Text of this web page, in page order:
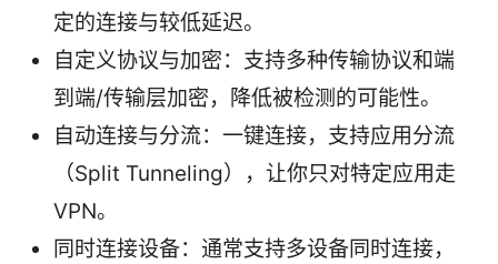
定的连接与较低延迟。
自定义协议与加密：支持多种传输协议和端
到端/传输层加密，降低被检测的可能性。
自动连接与分流：一键连接，支持应用分流
（Split Tunneling），让你只对特定应用走
VPN。
同时连接设备：通常支持多设备同时连接，